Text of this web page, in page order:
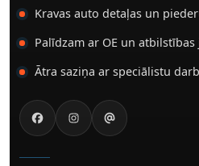
Kravas auto detaļas un
Palīdzam ar OE un
Ātra saziņa ar speciālistu